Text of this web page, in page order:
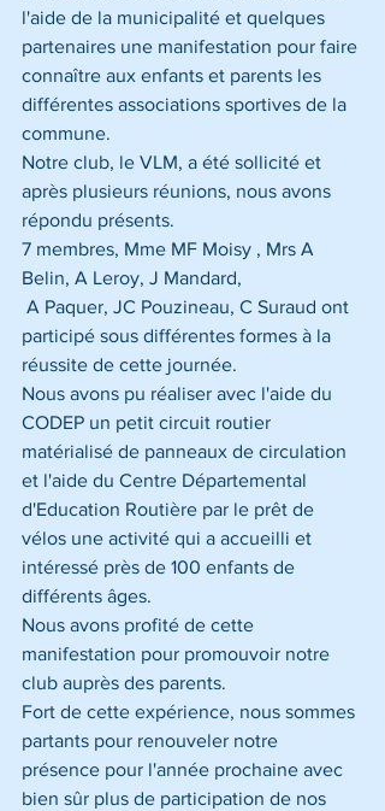
l'aide de la municipalité et quelques
partenaires une manifestation pour faire
connaître aux enfants et parents les
différentes associations sportives de la
commune.
Notre club, le VLM, a été sollicité et
après plusieurs réunions, nous avons
répondu présents.
7 membres, Mme MF Moisy , Mrs A
Belin, A Leroy, J Mandard,
A Paquer, JC Pouzineau, C Suraud ont
participé sous différentes formes à la
réussite de cette journée.
Nous avons pu réaliser avec l'aide du
CODEP un petit circuit routier
matérialisé de panneaux de circulation
et l'aide du Centre Départemental
d'Education Routière par le prêt de
vélos une activité qui a accueilli et
intéressé près de 100 enfants de
différents âges.
Nous avons profité de cette
manifestation pour promouvoir notre
club auprès des parents.
Fort de cette expérience, nous sommes
partants pour renouveler notre
présence pour l'année prochaine avec
bien sûr plus de participation de nos